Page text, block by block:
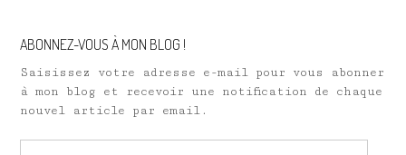
ABONNEZ-VOUS À MON BLOG !
Saisissez votre adresse e-mail pour vous abonner
à mon blog et recevoir une notification de chaque
nouvel article par email.